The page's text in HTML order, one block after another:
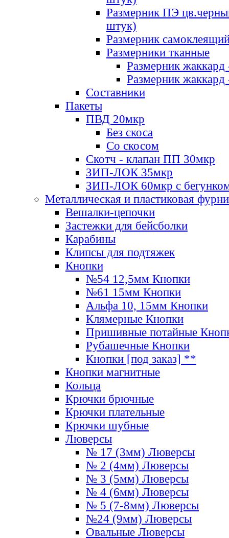
Размерник ПЭ
штук)
Размерник
Размерники тканные
Размерник
Размерник
Составники
Пакеты
ПВД 20мкр
Без скоса
Со скосом
Скотч - клапан ПП 30мкр
ЗИП-ЛОК 35мкр
ЗИП-ЛОК 60мкр с
Металлическая и пластиковая
Вешалки-цепочки
Застежки для бейсболки
Карабины
Клипсы для подтяжек
Кнопки
№54 12,5мм Кнопки
№61 15мм Кнопки
Альфа 10, 15мм Кнопки
Клямерные Кнопки
Пришивные потайные
Рубашечные Кнопки
Кнопки [под заказ] **
Кнопки магнитные
Кольца
Крючки брючные
Крючки плательные
Крючки шубные
Люверсы
№ 17 (3мм) Люверсы
№ 2 (4мм) Люверсы
№ 3 (5мм) Люверсы
№ 4 (6мм) Люверсы
№ 5 (7-8мм) Люверсы
№24 (9мм) Люверсы
Овальные Люверсы